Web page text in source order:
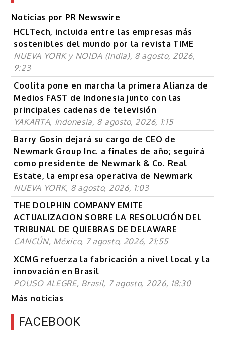
Noticias por PR Newswire
HCLTech, incluida entre las empresas más
sostenibles del mundo por la revista TIME
NUEVA YORK y NOIDA (India), 8 agosto, 2026,
9:23
Coolita pone en marcha la primera Alianza de
Medios FAST de Indonesia junto con las
principales cadenas de televisión
YAKARTA, Indonesia, 8 agosto, 2026, 1:15
Barry Gosin dejará su cargo de CEO de
Newmark Group Inc. a finales de año; seguirá
como presidente de Newmark & Co. Real
Estate, la empresa operativa de Newmark
NUEVA YORK, 8 agosto, 2026, 1:03
THE DOLPHIN COMPANY EMITE
ACTUALIZACION SOBRE LA RESOLUCIÓN DEL
TRIBUNAL DE QUIEBRAS DE DELAWARE
CANCÚN, México, 7 agosto, 2026, 21:55
XCMG refuerza la fabricación a nivel local y la
innovación en Brasil
POUSO ALEGRE, Brasil, 7 agosto, 2026, 18:30
Más noticias
FACEBOOK